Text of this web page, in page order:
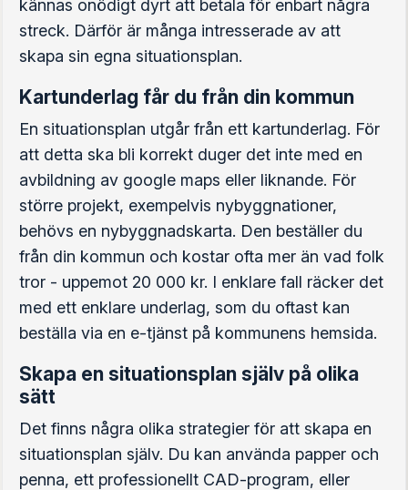
kännas onödigt dyrt att betala för enbart några
streck. Därför är många intresserade av att
skapa sin egna situationsplan.
Kartunderlag får du från din kommun
En situationsplan utgår från ett kartunderlag. För
att detta ska bli korrekt duger det inte med en
avbildning av google maps eller liknande. För
större projekt, exempelvis nybyggnationer,
behövs en nybyggnadskarta. Den beställer du
från din kommun och kostar ofta mer än vad folk
tror - uppemot 20 000 kr. I enklare fall räcker det
med ett enklare underlag, som du oftast kan
beställa via en e-tjänst på kommunens hemsida.
Skapa en situationsplan själv på olika
sätt
Det finns några olika strategier för att skapa en
situationsplan själv. Du kan använda papper och
penna, ett professionellt CAD-program, eller